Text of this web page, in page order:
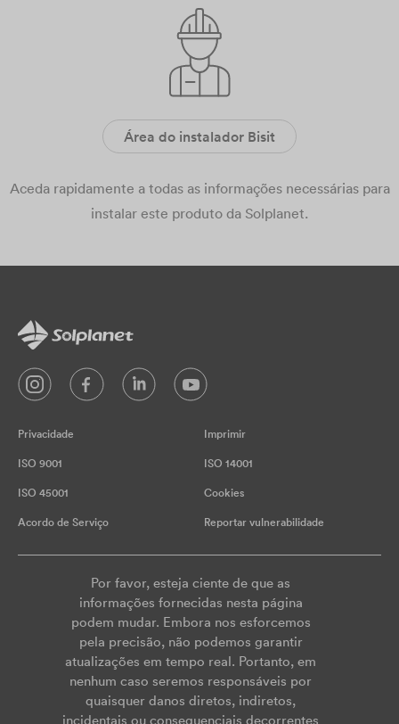
Área do instalador Bisit
Aceda rapidamente a todas as informações necessárias para
instalar este produto da Solplanet.
Privacidade Imprimir
ISO 9001 ISO 14001
ISO 45001 Cookies
Acordo de Serviço Reportar vulnerabilidade
Por favor, esteja ciente de que as
informações fornecidas nesta página
podem mudar. Embora nos esforcemos
pela precisão, não podemos garantir
atualizações em tempo real. Portanto, em
nenhum caso seremos responsáveis por
quaisquer danos diretos, indiretos,
incidentais ou consequenciais decorrentes